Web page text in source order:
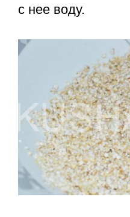
с нее воду.